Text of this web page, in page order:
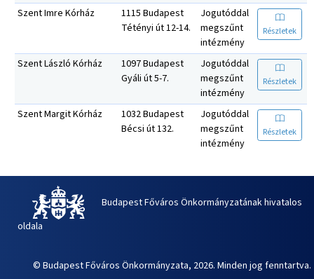
Szent Imre Kórház
1115 Budapest
Tétényi út 12-14.
Jogutóddal
megszűnt
intézmény
Részletek
Szent László Kórház
1097 Budapest
Gyáli út 5-7.
Jogutóddal
megszűnt
intézmény
Részletek
Szent Margit Kórház
1032 Budapest
Bécsi út 132.
Jogutóddal
megszűnt
intézmény
Részletek
Budapest Főváros Önkormányzatának hivatalos
oldala
© Budapest Főváros Önkormányzata, 2026. Minden jog fenntartva.